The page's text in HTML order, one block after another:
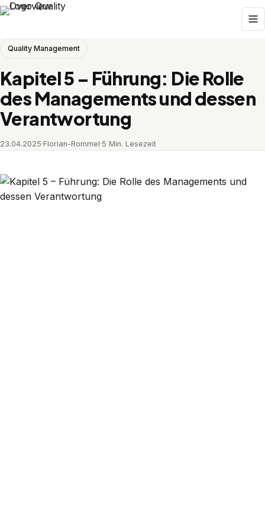
Quality Management
Kapitel 5 – Führung: Die Rolle
des Managements und dessen
Verantwortung
23.04.2025·Florian-Rommel·5 Min. Lesezeit